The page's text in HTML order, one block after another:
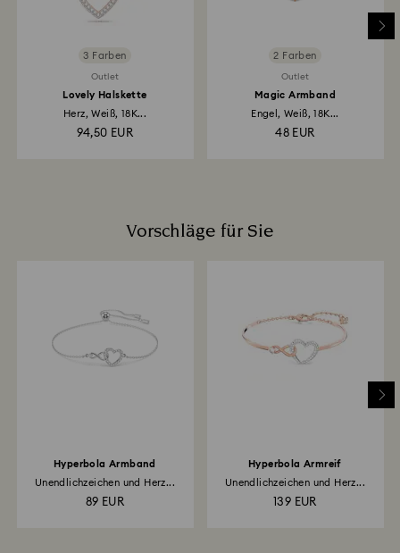
3 Farben
Outlet
Lovely Halskette
Herz, Weiß, 18K...
94,50 EUR
2 Farben
Outlet
Magic Armband
Engel, Weiß, 18K...
48 EUR
Vorschläge für Sie
Hyperbola Armband
Unendlichzeichen und Herz...
89 EUR
Hyperbola Armreif
Unendlichzeichen und Herz...
139 EUR